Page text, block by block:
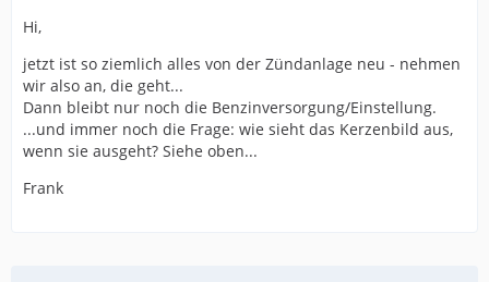
Hi,
jetzt ist so ziemlich alles von der Zündanlage neu - nehmen
wir also an, die geht...
Dann bleibt nur noch die Benzinversorgung/Einstellung.
...und immer noch die Frage: wie sieht das Kerzenbild aus,
wenn sie ausgeht? Siehe oben...
Frank